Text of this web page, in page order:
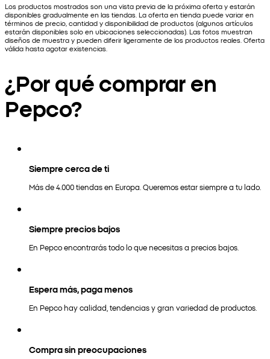
Los productos mostrados son una vista previa de la próxima oferta y estarán
disponibles gradualmente en las tiendas. La oferta en tienda puede variar en
términos de precio, cantidad y disponibilidad de productos (algunos artículos
estarán disponibles solo en ubicaciones seleccionadas). Las fotos muestran
diseños de muestra y pueden diferir ligeramente de los productos reales. Oferta
válida hasta agotar existencias.
¿Por qué comprar en
Pepco?
Siempre cerca de ti
Más de 4.000 tiendas en Europa. Queremos estar siempre a tu lado.
Siempre precios bajos
En Pepco encontrarás todo lo que necesitas a precios bajos.
Espera más, paga menos
En Pepco hay calidad, tendencias y gran variedad de productos.
Compra sin preocupaciones